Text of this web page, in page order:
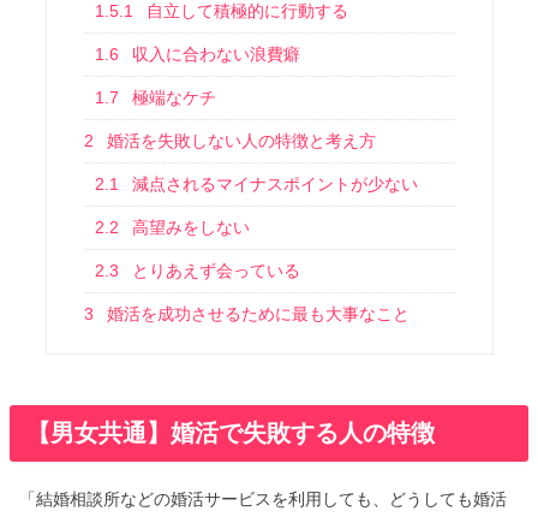
1.5.1 自立して積極的に行動する
1.6 収入に合わない浪費癖
1.7 極端なケチ
2 婚活を失敗しない人の特徴と考え方
2.1 減点されるマイナスポイントが少ない
2.2 高望みをしない
2.3 とりあえず会っている
3 婚活を成功させるために最も大事なこと
【男女共通】婚活で失敗する人の特徴
「結婚相談所などの婚活サービスを利用しても、どうしても婚活